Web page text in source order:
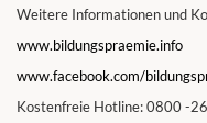
Weitere Informationen und
www.bildungspraemie.info
www.facebook.com/
Kostenfreie Hotline: 0800 -